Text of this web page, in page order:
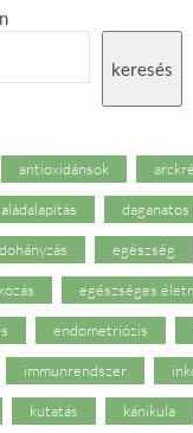
keresés
antioxidánsok
dohányzás egészség
egészséges
endometriózis
immunrendszer
kutatás kánikula